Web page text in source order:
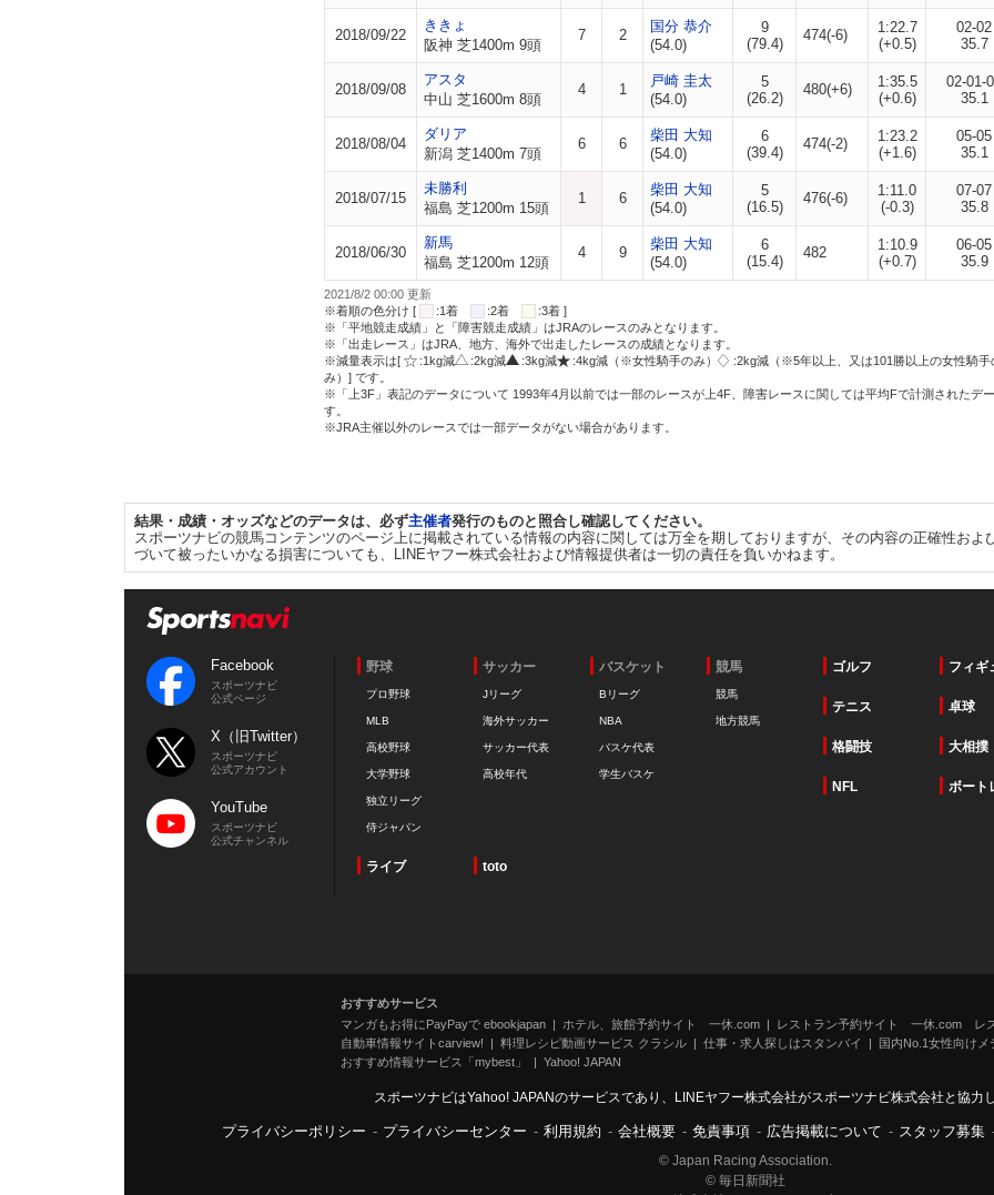
2018/09/22
ききょ
阪神 芝1400m 9頭
7 2
国分 恭介
(54.0)
9
(79.4)
474(-6)
1:22.7
(+0.5)
02-02
35.7
2018/09/08
アスタ
中山 芝1600m 8頭
4 1
戸崎 圭太
(54.0)
5
(26.2)
480(+6)
1:35.5
(+0.6)
02-01-
35.1
2018/08/04
ダリア
新潟 芝1400m 7頭
6 6
柴田 大知
(54.0)
6
(39.4)
474(-2)
1:23.2
(+1.6)
05-05
35.1
2018/07/15
未勝利
福島 芝1200m 15頭
1 6
柴田 大知
(54.0)
5
(16.5)
476(-6)
1:11.0
(-0.3)
07-07
35.8
2018/06/30
新馬
福島 芝1200m 12頭
4 9
柴田 大知
(54.0)
6
(15.4)
482
1:10.9
(+0.7)
06-05
35.9
2021/8/2 00:00 更新
※着順の色分け [
:1着 :2着
:3着 ]
※「平地競走成績」と「障害競走成績」はJRAのレースのみとなります。
※「出走レース」はJRA、地方、海外で出走したレースの成績となります。
※減量表示は[
:1kg減 :2kg減 :3kg減 :4kg減（※女性騎手のみ）
:2kg減（※5年以上、又は101勝以上の女性騎手
み）] です。
※「上3F」表記のデータについて 1993年4月以前では一部のレースが上4F、障害レースに関しては平均Fで計測されたデ
す。
※JRA主催以外のレースでは一部データがない場合があります。
結果・成績・オッズなどのデータは、必ず主催者発行のものと照合し確認してください。
スポーツナビの競馬コンテンツのページ上に掲載されている情報の内容に関しては万全を期しておりますが、その内容の正確性お
づいて被ったいかなる損害についても、LINEヤフー株式会社および情報提供者は一切の責任を負いかねます。
Facebook
スポーツナビ
公式ページ
X（旧Twitter）
スポーツナビ
公式アカウント
YouTube
スポーツナビ
公式チャンネル
野球
プロ野球
MLB
高校野球
大学野球
独立リーグ
侍ジャパン
サッカー
Jリーグ
海外サッカー
サッカー代表
高校年代
バスケット
Bリーグ
NBA
バスケ代表
学生バスケ
競馬
競馬
地方競馬
ゴルフ フィギ
テニス 卓球
格闘技 大相撲
NFL ボート
ライブ toto
おすすめサービス
マンガもお得にPayPayで ebookjapan
ホテル、旅館予約サイト 一休.com
レストラン予約サイト 一休.com レ
自動車情報サイトcarview!
料理レシピ動画サービス クラシル 仕事・求人探しはスタンバイ
国内No.1女性向けメ
おすすめ情報サービス「mybest」
Yahoo! JAPAN
スポーツナビはYahoo! JAPANのサービスであり、LINEヤフー株式会社がスポーツナビ株式会社と協力
プライバシーポリシー - プライバシーセンター - 利用規約 - 会社概要 - 免責事項 - 広告掲載について - スタッフ募集
© Japan Racing Association.
© 毎日新聞社